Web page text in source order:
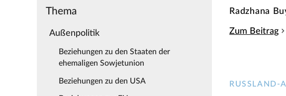
Thema
Außenpolitik
Beziehungen zu den Staaten der
ehemaligen Sowjetunion
Beziehungen zu den USA
Radzhana
Zum Beitrag
RUSSLAND-